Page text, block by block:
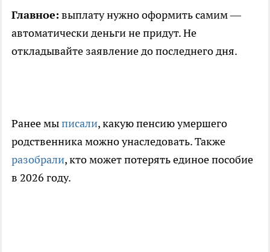
Главное: выплату нужно оформить самим —
автоматически деньги не придут. Не
откладывайте заявление до последнего дня.
Ранее мыписали, какую пенсию умершего
родственника можно унаследовать. Также
разобрали, кто может потерять единое пособие
в 2026 году.